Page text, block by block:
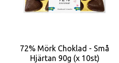
72% Mörk Choklad - Små
Hjärtan 90g (x 10st)